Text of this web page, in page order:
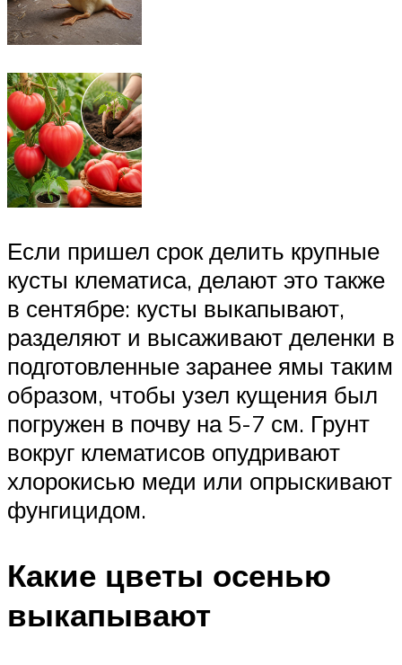
Если пришел срок делить крупные
кусты клематиса, делают это также
в сентябре: кусты выкапывают,
разделяют и высаживают деленки в
подготовленные заранее ямы таким
образом, чтобы узел кущения был
погружен в почву на 5-7 см. Грунт
вокруг клематисов опудривают
хлорокисью меди или опрыскивают
фунгицидом.
Какие цветы осенью
выкапывают